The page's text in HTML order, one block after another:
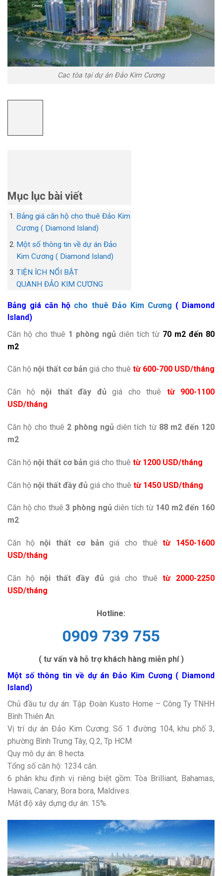
Cac tòa tại dự án Đảo Kim Cương
Mục lục bài viết
Bảng giá căn hộ cho thuê Đảo Kim
Cương ( Diamond Island)
Một số thông tin về dự án Đảo
Kim Cương ( Diamond Island)
TIỆN ÍCH NỔI BẬT
QUANH ĐẢO KIM CƯƠNG
Bảng giá căn hộ cho thuê Đảo Kim Cương ( Diamond
Island)
Căn hộ cho thuê 1 phòng ngủ diên tích từ 70 m2 đến 80
m2
Căn hộ nội thất cơ bản giá cho thuê từ 600-700 USD/tháng
Căn hộ nội thất đầy đủ giá cho thuê từ 900-1100
USD/tháng
Căn hộ cho thuê 2 phòng ngủ diên tích từ 88 m2 đến 120
m2
Căn hộ nội thất cơ bản giá cho thuê từ 1200 USD/tháng
Căn hộ nội thất đầy đủ giá cho thuê từ 1450 USD/tháng
Căn hộ cho thuê3 phòng ngủ diên tích từ 140 m2 đến 160
m2
Căn hộ nội thất cơ bảngiá cho thuêtừ 1450-1600
USD/tháng
Căn hộ nội thất đầy đủ giá cho thuê
từ 2000-2250
USD/tháng
Hotline:
0909 739 755
( tư vấn và hỗ trợ khách hàng miễn phí )
Một số thông tin về dự án Đảo Kim Cương ( Diamond
Island)
Chủ đầu tư dự án: Tập Đoàn Kusto Home – Công Ty TNHH
Bình Thiên An.
Vị trí dự án Đảo Kim Cương: Số 1 đường 104, khu phố 3,
phường Bình Trưng Tây, Q.2, Tp HCM
Quy mô dự án: 8 hecta.
Tổng số căn hộ: 1234 căn.
6 phân khu định vị riêng biệt gồm: Tòa Brilliant, Bahamas,
Hawaii, Canary, Bora bora, Maldives.
Mật độ xây dựng dự án: 15%.